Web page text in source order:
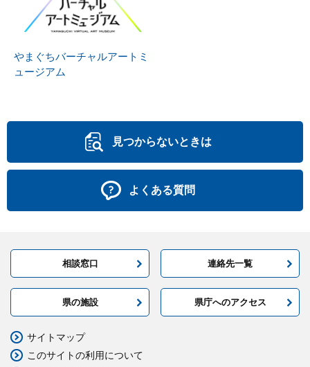
やまぐちバーチャルアートミ
ュージアム
見つからないときは
よくある質問
相談窓口 連絡先一覧
県の施設 県庁へのアクセス
サイトマップ
このサイトの利用について